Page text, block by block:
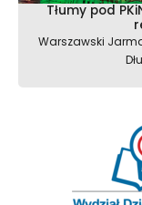
Tłumy pod
Warszawski